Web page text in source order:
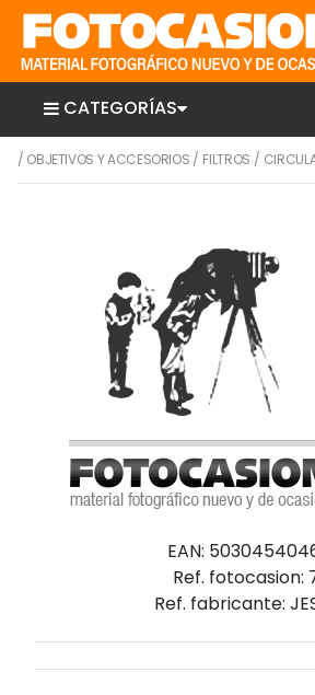
CATEGORÍAS
/ OBJETIVOS Y ACCESORIOS / FILTROS /
EAN:
Ref. fotocasion:
Ref. fabricante: